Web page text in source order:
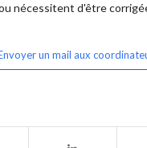
nécessitent d'être
un mail aux